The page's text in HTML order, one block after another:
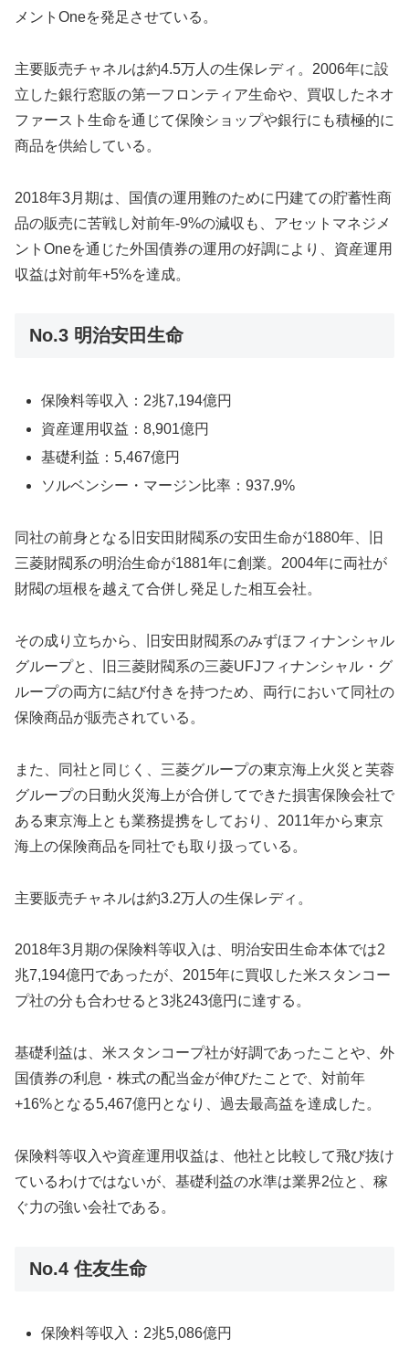
メントOneを発足させている。
主要販売チャネルは約4.5万人の生保レディ。2006年に設
立した銀行窓販の第一フロンティア生命や、買収したネオ
ファースト生命を通じて保険ショップや銀行にも積極的に
商品を供給している。
2018年3月期は、国債の運用難のために円建ての貯蓄性商
品の販売に苦戦し対前年-9%の減収も、アセットマネジメ
ントOneを通じた外国債券の運用の好調により、資産運用
収益は対前年+5%を達成。
No.3 明治安田生命
保険料等収入：2兆7,194億円
資産運用収益：8,901億円
基礎利益：5,467億円
ソルベンシー・マージン比率：937.9%
同社の前身となる旧安田財閥系の安田生命が1880年、旧
三菱財閥系の明治生命が1881年に創業。2004年に両社が
財閥の垣根を越えて合併し発足した相互会社。
その成り立ちから、旧安田財閥系のみずほフィナンシャル
グループと、旧三菱財閥系の三菱UFJフィナンシャル・グ
ループの両方に結び付きを持つため、両行において同社の
保険商品が販売されている。
また、同社と同じく、三菱グループの東京海上火災と芙蓉
グループの日動火災海上が合併してできた損害保険会社で
ある東京海上とも業務提携をしており、2011年から東京
海上の保険商品を同社でも取り扱っている。
主要販売チャネルは約3.2万人の生保レディ。
2018年3月期の保険料等収入は、明治安田生命本体では2
兆7,194億円であったが、2015年に買収した米スタンコー
プ社の分も合わせると3兆243億円に達する。
基礎利益は、米スタンコープ社が好調であったことや、外
国債券の利息・株式の配当金が伸びたことで、対前年
+16%となる5,467億円となり、過去最高益を達成した。
保険料等収入や資産運用収益は、他社と比較して飛び抜け
ているわけではないが、基礎利益の水準は業界2位と、稼
ぐ力の強い会社である。
No.4 住友生命
保険料等収入：2兆5,086億円